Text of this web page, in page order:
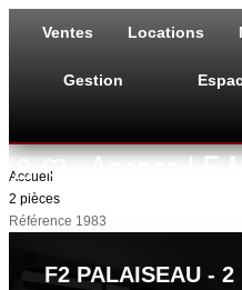
Ventes Locations
Gestion
Accueil
2 pièces
Référence 1983
F2 PALAISEAU -